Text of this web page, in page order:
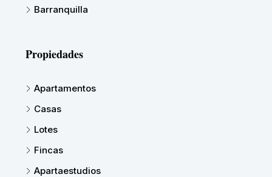
Barranquilla
Propiedades
Apartamentos
Casas
Lotes
Fincas
Apartaestudios